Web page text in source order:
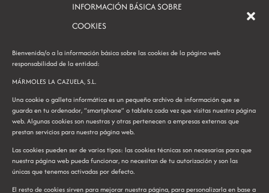
INFORMACIÓN BÁSICA SOBRE
COOKIES
Bienvenida/o a la información básica sobre las cookies de la página web
responsabilidad de la entidad:
MÁRMOLES LA CAZUELA, S.L.
Una cookie o galleta informática es un pequeño archivo de información que se
guarda en tu ordenador, “smartphone” o tableta cada vez que visitas nuestra página
web. Algunas cookies son nuestras y otras pertenecen a empresas externas que
prestan servicios para nuestra página web.
Las cookies pueden ser de varios tipos: las cookies técnicas son necesarias para que
nuestra página web pueda funcionar, no necesitan de tu autorización y son las
únicas que tenemos activadas por defecto.
El resto de cookies sirven para mejorar nuestra página, para personalizarla en base a
Naori